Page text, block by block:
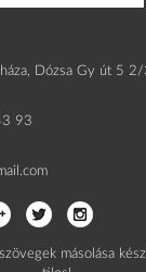
Dózsa Gy út 5 2/
93
másolása